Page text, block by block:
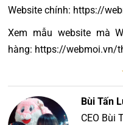
Website chính: https://
Xem mẫu website mà
hàng: https://webmoi.vn/
Bùi Tấn
CEO Bùi